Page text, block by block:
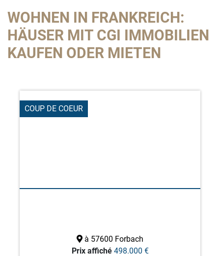
WOHNEN IN FRANKREICH:
HÄUSER MIT CGI IMMOBILIEN
KAUFEN ODER MIETEN
COUP DE COEUR
à 57600 Forbach
Prix affiché 498.000 €